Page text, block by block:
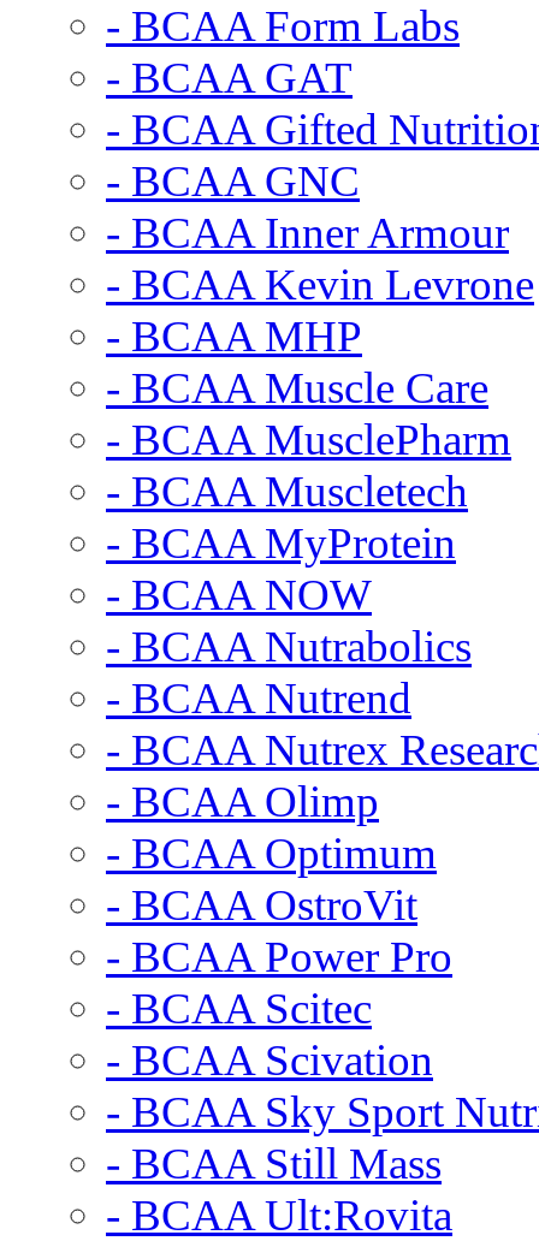
- BCAA Form Labs
- BCAA GAT
- BCAA Gifted
- BCAA GNC
- BCAA Inner Armour
- BCAA Kevin Levrone
- BCAA MHP
- BCAA Muscle Care
- BCAA MusclePharm
- BCAA Muscletech
- BCAA MyProtein
- BCAA NOW
- BCAA Nutrabolics
- BCAA Nutrend
- BCAA Nutrex
- BCAA Olimp
- BCAA Optimum
- BCAA OstroVit
- BCAA Power Pro
- BCAA Scitec
- BCAA Scivation
- BCAA Sky Sport
- BCAA Still Mass
- BCAA Ult:Rovita